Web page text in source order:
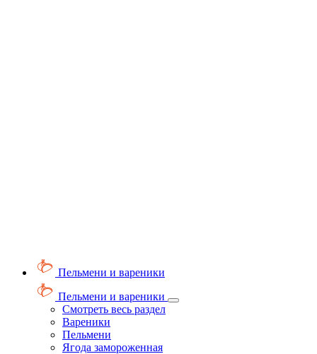
Пельмени и вареники
Пельмени и вареники
Смотреть весь раздел
Вареники
Пельмени
Ягода замороженная